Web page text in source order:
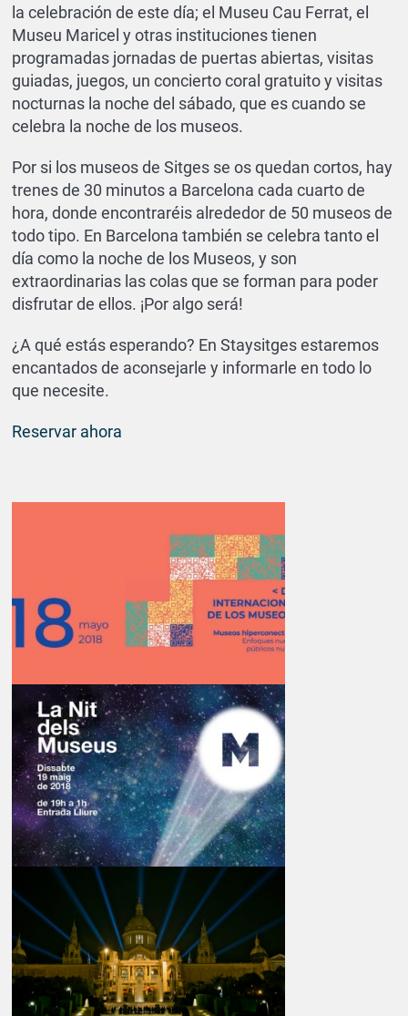
la celebración de este día; el Museu Cau Ferrat, el
Museu Maricel y otras instituciones tienen
programadas jornadas de puertas abiertas, visitas
guiadas, juegos, un concierto coral gratuito y visitas
nocturnas la noche del sábado, que es cuando se
celebra la noche de los museos.
Por si los museos de Sitges se os quedan cortos, hay
trenes de 30 minutos a Barcelona cada cuarto de
hora, donde encontraréis alrededor de 50 museos de
todo tipo. En Barcelona también se celebra tanto el
día como la noche de los Museos, y son
extraordinarias las colas que se forman para poder
disfrutar de ellos. ¡Por algo será!
¿A qué estás esperando? En Staysitges estaremos
encantados de aconsejarle y informarle en todo lo
que necesite.
Reservar ahora